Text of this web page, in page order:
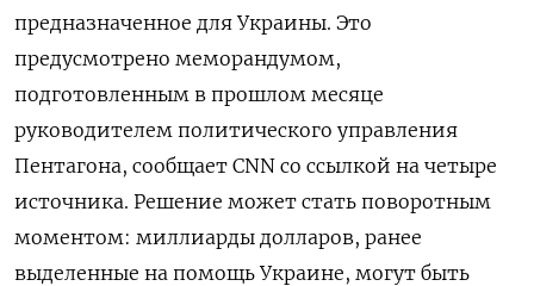
предназначенное для Украины. Это
предусмотрено меморандумом,
подготовленным в прошлом месяце
руководителем политического управления
Пентагона, сообщает CNN со ссылкой на четыре
источника. Решение может стать поворотным
моментом: миллиарды долларов, ранее
выделенные на помощь Украине, могут быть